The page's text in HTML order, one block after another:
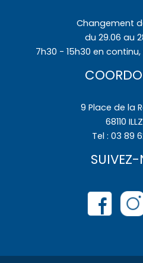
Changement
du 29.06 au
7h30 - 15h30 en
9 Place de la
68110
Tel : 03 89